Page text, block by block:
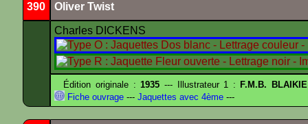
390 Oliver Twist
Charles DICKENS
Édition originale :1935 --- Illustrateur 1 : F.M.B.
Fiche ouvrage --- Jaquettes avec 4ème ---